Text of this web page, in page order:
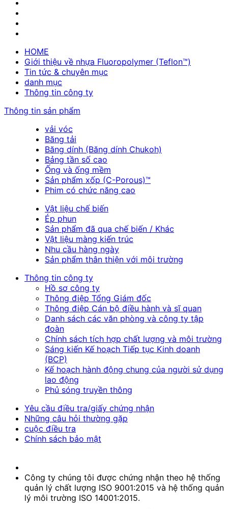
HOME
Giới thiệu về nhựa Fluoropolymer (Teflon™)
Tin tức & chuyên mục
danh mục
Thông tin công ty
Thông tin sản phẩm
vải vóc
Băng tải
Băng dính (Băng dính Chukoh)
Bảng tần số cao
Ống và ống mềm
Sản phẩm xốp (C-Porous)™
Phim có chức năng cao
Vật liệu chế biến
Ép phun
Sản phẩm đã qua chế biến / Khác
Vật liệu màng kiến trúc
Nhu cầu hàng ngày
Sản phẩm thân thiện với môi trường
Thông tin công ty
Hồ sơ công ty
Thông điệp Tổng Giám đốc
Thông điệp Cán bộ điều hành và sĩ quan
Danh sách các văn phòng và công ty tập
đoàn
Chính sách tích hợp chất lượng và môi trường
Sáng kiến Kế hoạch Tiếp tục Kinh doanh
(BCP)
Kế hoạch hành động chung của người sử dụng
lao động
Phủ sóng truyền thông
Yêu cầu điều tra/giấy chứng nhận
Những câu hỏi thường gặp
cuộc điều tra
Chính sách bảo mật
Công ty chúng tôi được chứng nhận theo hệ thống
quản lý chất lượng ISO 9001:2015 và hệ thống quản
lý môi trường ISO 14001:2015.